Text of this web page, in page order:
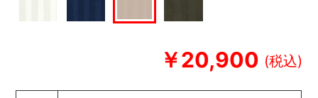
￥20,900